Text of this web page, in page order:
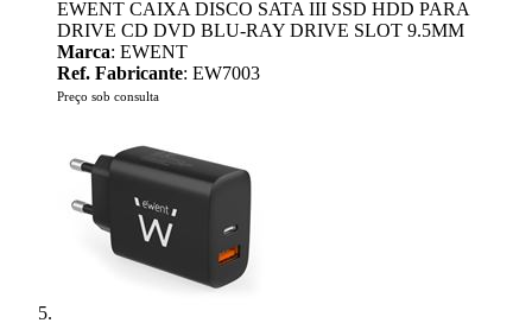
EWENT CAIXA DISCO SATA III SSD HDD PARA
DRIVE CD DVD BLU-RAY DRIVE SLOT 9.5MM
Marca: EWENT
Ref. Fabricante: EW7003
Preço sob consulta